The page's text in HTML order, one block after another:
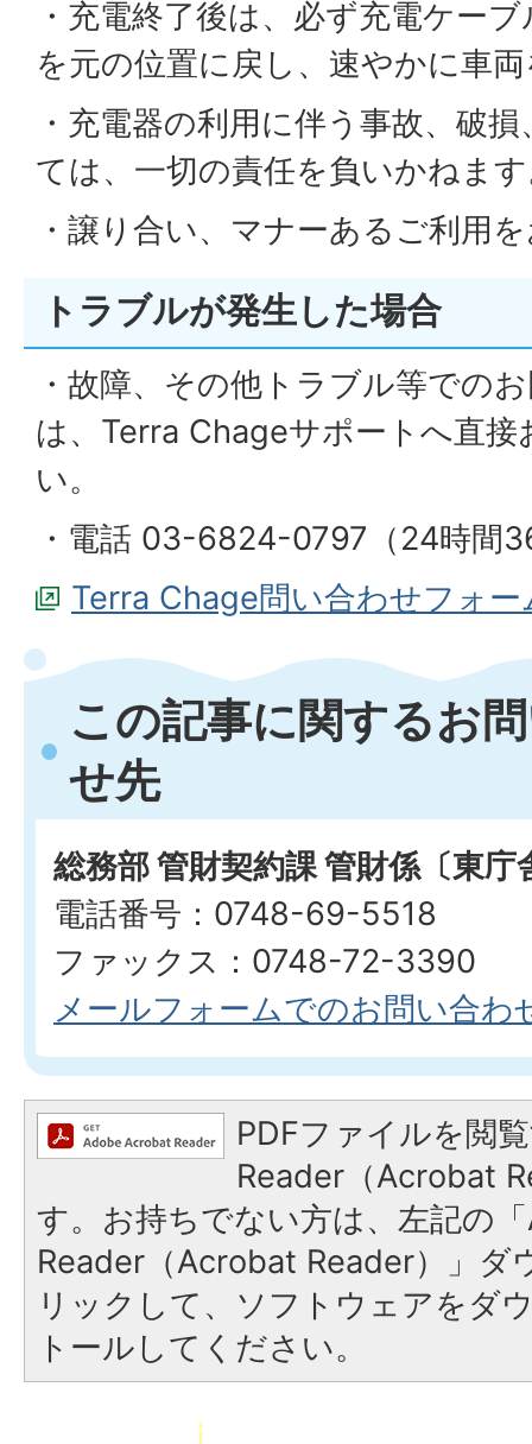
・充電終了後は、必ず充電ケー
を元の位置に戻し、速やかに車
・充電器の利用に伴う事故、破
ては、一切の責任を負いかねま
・譲り合い、マナーあるご利用
トラブルが発生した場合
・故障、その他トラブル等での
は、Terra Chageサポートへ直
い。
・電話 03-6824-0797（24時間
Terra Chage問い合わせフォー
この記事に関するお
せ先
総務部 管財契約課 管財係〔東庁
電話番号：0748-69-5518
ファックス：0748-72-3390
メールフォームでのお問い合わ
PDFファイルを閲
Reader（Acrobat
す。お持ちでない方は、左記の
Reader（Acrobat Reader）」ダ
リックして、ソフトウェアをダ
トールしてください。